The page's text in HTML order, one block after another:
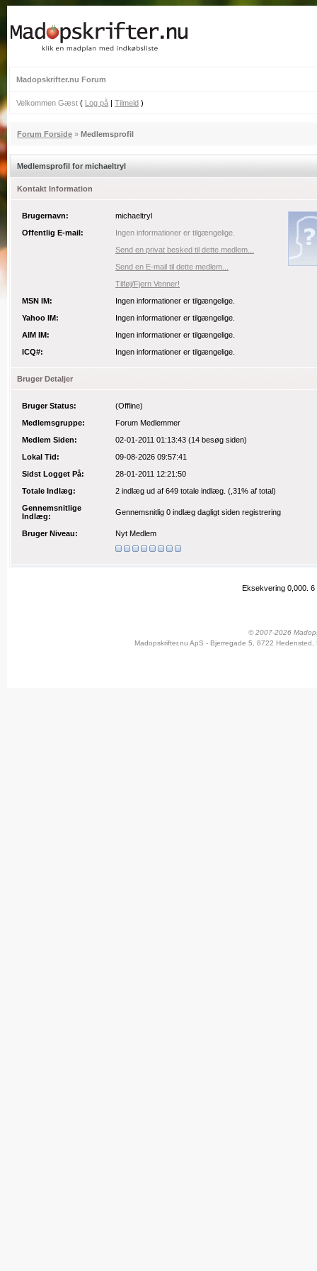
Madopskrifter.nu Forum
Velkommen Gæst ( Log på | Tilmeld )
Forum Forside » Medlemsprofil
Medlemsprofil for michaeltryl
Kontakt Information
Brugernavn:
michaeltryl
Offentlig E-mail:
Ingen informationer er tilgængelige.
Send en privat besked til dette medlem...
Send en E-mail til dette medlem...
Tilføj/Fjern Venner!
MSN IM:
Ingen informationer er tilgængelige.
Yahoo IM:
Ingen informationer er tilgængelige.
AIM IM:
Ingen informationer er tilgængelige.
ICQ#:
Ingen informationer er tilgængelige.
Bruger Detaljer
Bruger Status:
(Offline)
Medlemsgruppe:
Forum Medlemmer
Medlem Siden:
02-01-2011 01:13:43 (14 besøg siden)
Lokal Tid:
09-08-2026 09:57:41
Sidst Logget På:
28-01-2011 12:21:50
Totale Indlæg:
2 indlæg ud af 649 totale indlæg. (,31% af total)
Gennemsnitlige
Indlæg:
Gennemsnitlig 0 indlæg dagligt siden registrering
Bruger Niveau: Nyt Medlem
Eksekvering 0,000. 6
© 2007-2026
Madopskrifter.nu ApS - Bjerregade 5, 8722